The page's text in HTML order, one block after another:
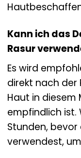
Kann ich das
Rasur
Es wird
direkt nach der
Haut in diesem
empfindlich ist.
Stunden,
verwendest,